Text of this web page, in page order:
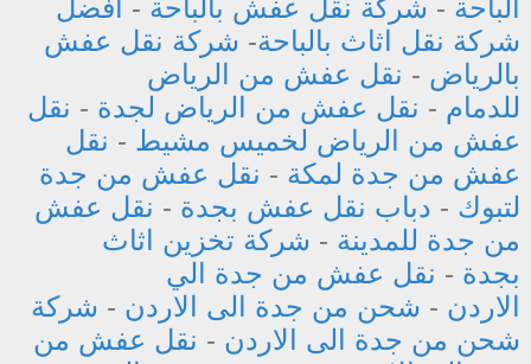
الباحة - شركة نقل عفش بالباحة - افضل
شركة نقل اثاث بالباحة- شركة نقل عفش
بالرياض - نقل عفش من الرياض
للدمام - نقل عفش من الرياض لجدة - نقل
عفش من الرياض لخميس مشيط - نقل
عفش من جدة لمكة - نقل عفش من جدة
لتبوك - دباب نقل عفش بجدة - نقل عفش
من جدة للمدينة - شركة تخزين اثاث
بجدة - نقل عفش من جدة الي
الاردن - شحن من جدة الى الاردن - شركة
شحن من جدة الى الاردن - نقل عفش من